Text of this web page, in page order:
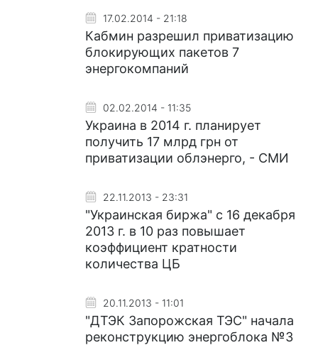
17.02.2014 - 21:18
Кабмин разрешил приватизацию
блокирующих пакетов 7
энергокомпаний
02.02.2014 - 11:35
Украина в 2014 г. планирует
получить 17 млрд грн от
приватизации облэнерго, - СМИ
22.11.2013 - 23:31
"Украинская биржа" с 16 декабря
2013 г. в 10 раз повышает
коэффициент кратности
количества ЦБ
20.11.2013 - 11:01
"ДТЭК Запорожская ТЭС" начала
реконструкцию энергоблока №3